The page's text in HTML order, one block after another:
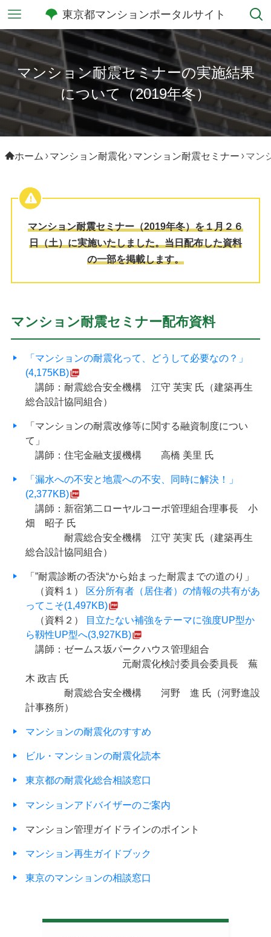
東京都マンションポータルサイト
マンション耐震セミナーの実施結果
について（2019年冬）
ホーム マンション耐震化 マンション耐震セミナー マン
マンション耐震セミナー（2019年冬）を１月２６
日（土）に実施いたしました。当日配布した資料
の一部を掲載します。
マンション耐震セミナー配布資料
「マンションの耐震化って、どうして必要なの？」
(4,175KB)
講師：耐震総合安全機構 江守 芙実 氏（建築再生
総合設計協同組合）
「マンションの耐震改修等に関する融資制度につい
て」
講師：住宅金融支援機構 高橋 美里 氏
「漏水への不安と地震への不安、同時に解決！」
(2,377KB)
講師：新宿第二ローヤルコーポ管理組合理事長 小
畑 昭子 氏
耐震総合安全機構 江守 芙実 氏（建築再生
総合設計協同組合）
「”耐震診断の否決“から始まった耐震までの道のり」
（資料１）
区分所有者（居住者）の情報の共有があ
ってこそ(1,497KB)
（資料２）
目立たない補強をテーマに強度UP型か
ら靱性UP型へ(3,927KB)
講師：ゼームス坂パークハウス管理組合
元耐震化検討委員会委員長 蕪
木 政吉 氏
耐震総合安全機構 河野 進 氏（河野進設
計事務所）
マンションの耐震化のすすめ
ビル・マンションの耐震化読本
東京都の耐震化総合相談窓口
マンションアドバイザーのご案内
マンション管理ガイドラインのポイント
マンション再生ガイドブック
東京のマンションの相談窓口